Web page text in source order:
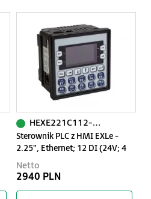
Sterownik PLC z HMI EXLe -
2.25", Ethernet; 12 DI (24V; 4
HSC); 6 DO (przekaźnik 2A); 4 AI
(0-10V; 0-20mA; 4-20mA)
HEXE221C112-01
Netto
2940 PLN